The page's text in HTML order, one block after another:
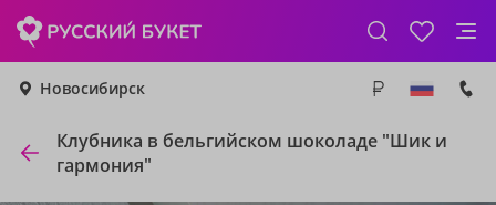
Новосибирск
Клубника в бельгийском шоколаде "Шик и
гармония"